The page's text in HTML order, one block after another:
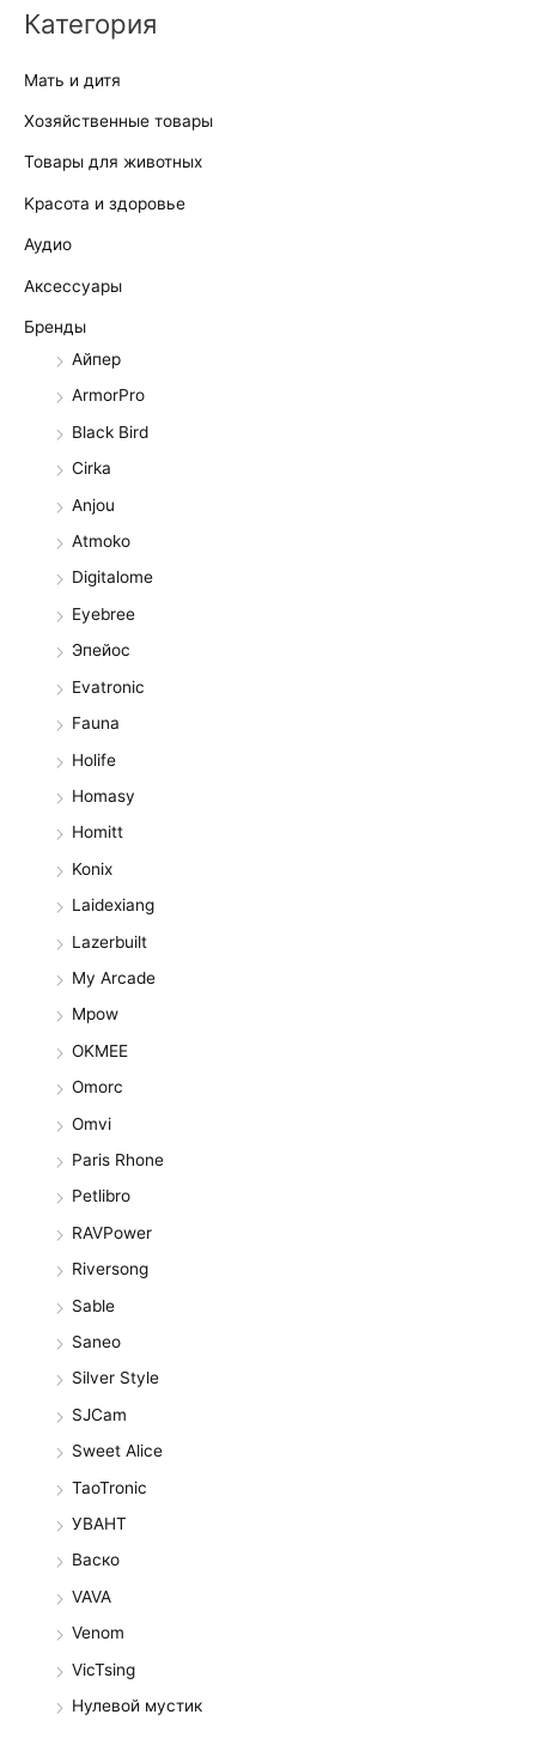
Категория
Мать и дитя
Хозяйственные товары
Товары для животных
Kрасота и здоровье
Аудио
Аксессуары
Бренды
Айпер
ArmorPro
Black Bird
Cirka
Anjou
Atmoko
Digitalome
Eyebree
Эпейос
Evatronic
Fauna
Holife
Homasy
Homitt
Konix
Laidexiang
Lazerbuilt
My Arcade
Mpow
OKMEE
Omorc
Omvi
Paris Rhone
Petlibro
RAVPower
Riversong
Sable
Saneo
Silver Style
SJCam
Sweet Alice
TaoTronic
УВАНТ
Васко
VAVA
Venom
VicTsing
Нулевой мустик